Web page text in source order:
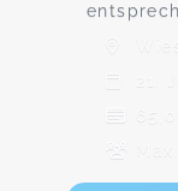
21.